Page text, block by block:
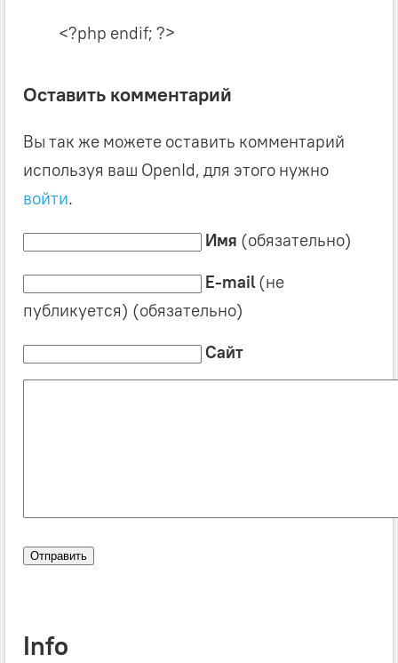
<?php endif; ?>
Оставить комментарий
Вы так же можете оставить комментарий
используя ваш OpenId, для этого нужно
войти.
Имя (обязательно)
E-mail(не
публикуется) (обязательно)
Сайт
Info